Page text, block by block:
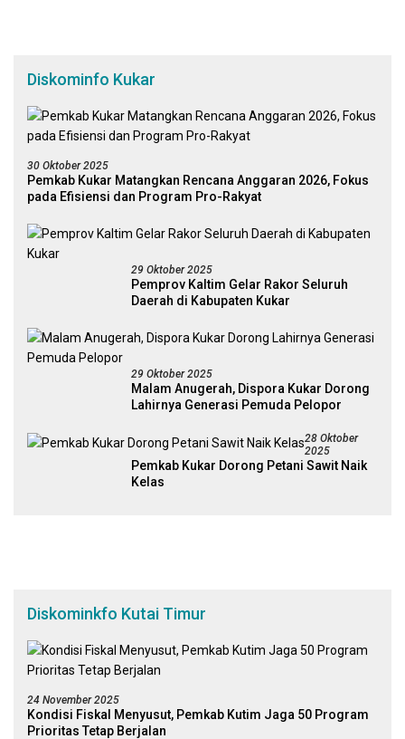
Diskominfo Kukar
30 Oktober 2025
Pemkab Kukar Matangkan Rencana Anggaran 2026, Fokus
pada Efisiensi dan Program Pro-Rakyat
29 Oktober 2025
Pemprov Kaltim Gelar Rakor Seluruh
Daerah di Kabupaten Kukar
29 Oktober 2025
Malam Anugerah, Dispora Kukar Dorong
Lahirnya Generasi Pemuda Pelopor
28 Oktober
2025
Pemkab Kukar Dorong Petani Sawit Naik
Kelas
Diskominkfo Kutai Timur
24 November 2025
Kondisi Fiskal Menyusut, Pemkab Kutim Jaga 50 Program
Prioritas Tetap Berjalan